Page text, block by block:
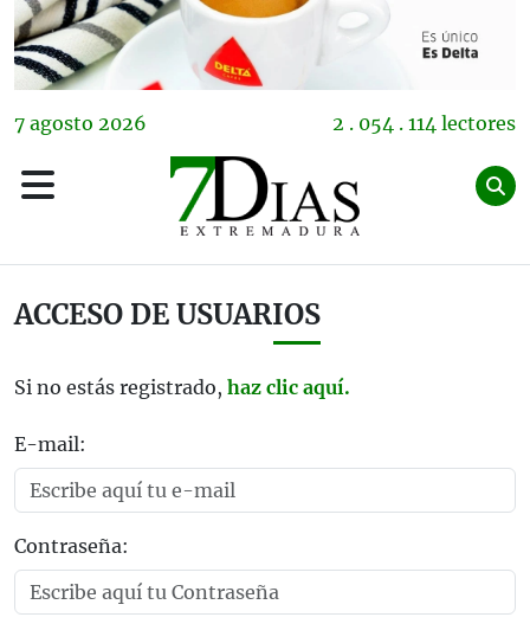
7 agosto 2026 2 . 054 . 114 lectores
ACCESO DE USUARIOS
Si no estás registrado, haz clic aquí.
E-mail:
Contraseña: